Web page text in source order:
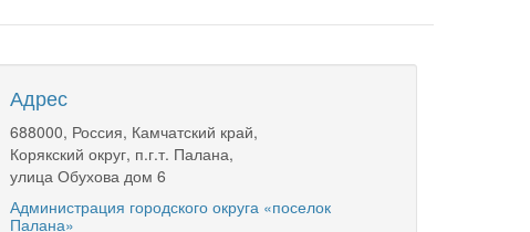
Адрес
688000, Россия, Камчатский край,
Корякский округ, п.г.т. Палана,
улица Обухова дом 6
Администрация городского округа «поселок
Палана»